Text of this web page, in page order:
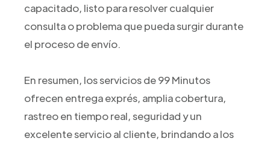
capacitado, listo para resolver cualquier
consulta o problema que pueda surgir durante
el proceso de envío.
En resumen, los servicios de 99 Minutos
ofrecen entrega exprés, amplia cobertura,
rastreo en tiempo real, seguridad y un
excelente servicio al cliente, brindando a los